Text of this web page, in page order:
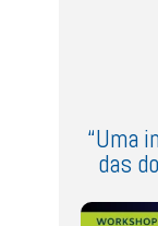
“Uma
das